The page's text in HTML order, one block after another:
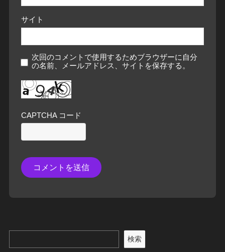
サイト
次回のコメントで使用するためブラウザーに自分
の名前、メールアドレス、サイトを保存する。
CAPTCHA コード
検索